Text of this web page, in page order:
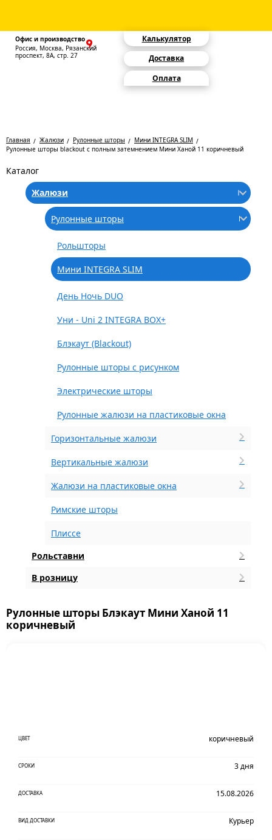
Офис и производство
Россия, Москва, Рязанский
проспект, 8А, стр. 27
Калькулятор
Доставка
Оплата
Главная Жалюзи Рулонные шторы
Мини INTEGRA SLIM
Рулонные шторы blackout с полным затемнением Мини Ханой 11 коричневый
Каталог
Жалюзи
Рулонные шторы
Рольшторы
Мини INTEGRA SLIM
День Ночь DUO
Уни - Uni 2 INTEGRA BOX+
Блэкаут (Blackout)
Рулонные шторы с рисунком
Электрические шторы
Рулонные жалюзи на пластиковые окна
Горизонтальные жалюзи
Вертикальные жалюзи
Жалюзи на пластиковые окна
Римские шторы
Плиссе
Рольставни
В розницу
Рулонные шторы Блэкаут Мини Ханой 11
коричневый
ЦВЕТ коричневый
СРОКИ 3 дня
ДОСТАВКА 15.08.2026
ВИД ДОСТАВКИ Курьер